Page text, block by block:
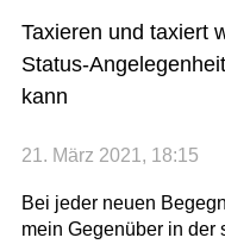
Taxieren und taxiert
Status-
kann
21. März 2021, 18:15
Bei jeder neuen
mein Gegenüber in der